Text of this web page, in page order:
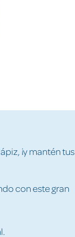
¡y mantén tus
con este gran